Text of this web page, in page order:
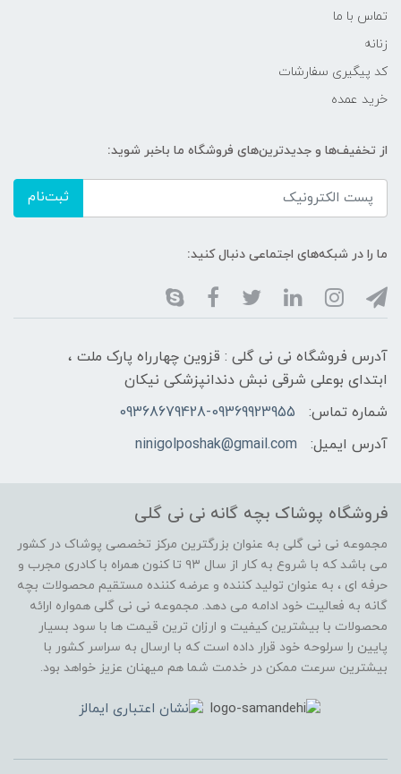
تماس با ما
زنانه
کد پیگیری سفارشات
خرید عمده
از تخفیف‌ها و جدیدترین‌های فروشگاه ما باخبر شوید:
ثبت‌نام
ما را در شبکه‌های اجتماعی دنبال کنید:
آدرس فروشگاه نی نی گلی : قزوین چهارراه پارک ملت ،
ابتدای بوعلی شرقی نبش دندانپزشکی نیکان
شماره تماس:
09368679428-09369923955
آدرس ایمیل:
ninigolposhak@gmail.com
فروشگاه پوشاک بچه گانه نی نی گلی
مجموعه نی نی گلی به عنوان بزرگترین مرکز تخصصی پوشاک در کشور
می باشد که با شروع به کار از سال ۹۳ تا کنون همراه با کادری مجرب و
حرفه ای ، به عنوان تولید کننده و عرضه کننده مستقیم محصولات بچه
گانه به فعالیت خود ادامه می دهد. مجموعه نی نی گلی همواره ارائه
محصولات با بیشترین کیفیت و ارزان ترین قیمت ها با سود بسیار
پایین را سرلوحه خود قرار داده است که با ارسال به سراسر کشور با
بیشترین سرعت ممکن در خدمت شما هم میهنان عزیز خواهد بود.